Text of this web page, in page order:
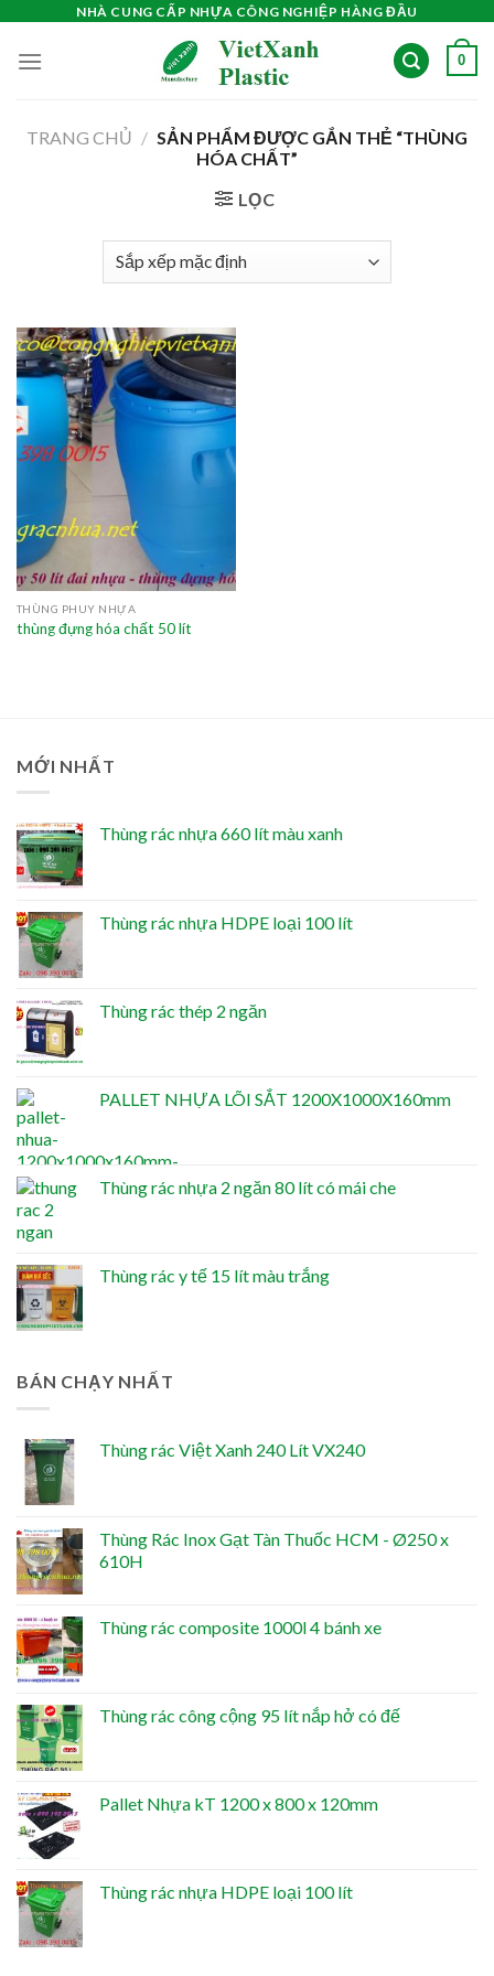
content
NHÀ CUNG CẤP NHỰA CÔNG NGHIỆP HÀNG ĐẦU
0
TRANG CHỦ / SẢN PHẨM ĐƯỢC GẮN THẺ “THÙNG
HÓA CHẤT”
LỌC
THÙNG PHUY NHỰA
thùng đựng hóa chất 50 lít
MỚI NHẤT
Thùng rác nhựa 660 lít màu xanh
Thùng rác nhựa HDPE loại 100 lít
Thùng rác thép 2 ngăn
PALLET NHỰA LÕI SẮT 1200X1000X160mm
Thùng rác nhựa 2 ngăn 80 lít có mái che
Thùng rác y tế 15 lít màu trắng
BÁN CHẠY NHẤT
Thùng rác Việt Xanh 240 Lít VX240
Thùng Rác Inox Gạt Tàn Thuốc HCM - Ø250 x
610H
Thùng rác composite 1000l 4 bánh xe
Thùng rác công cộng 95 lít nắp hở có đế
Pallet Nhựa kT 1200 x 800 x 120mm
Thùng rác nhựa HDPE loại 100 lít